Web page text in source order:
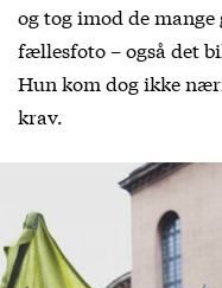
og tog imod de
fællesfoto – også det
Hun kom dog ikke
krav.